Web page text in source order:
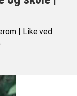
| Like ved